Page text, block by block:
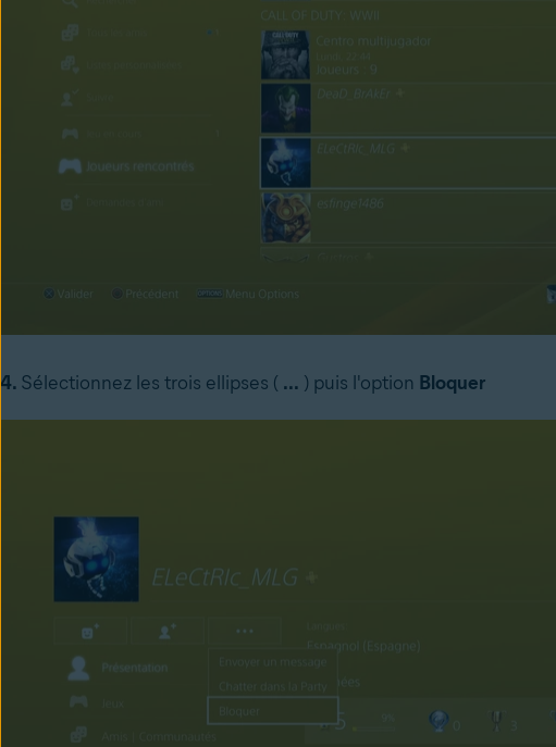
4. Sélectionnez les trois ellipses ( ... ) puis l'option Bloquer